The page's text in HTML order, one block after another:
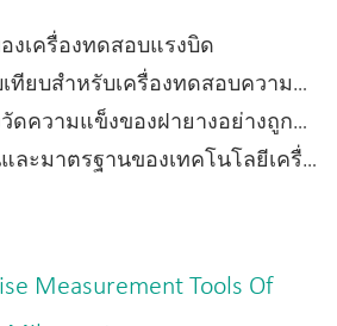
เครื่องทดสอบแรงบิด
ยบสำหรับเครื่องทดสอบความแข็ง
ความแข็งของฝายางอย่างถูกต้อง?
เทคโนโลยีเครื่องวัดความหนาผิวเคลือบดิจิตอล EDDY ปัจจุบัน
Measurement Tools Of